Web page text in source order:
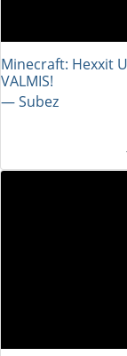
Minecraft: Hexxit
VALMIS!
― Subez